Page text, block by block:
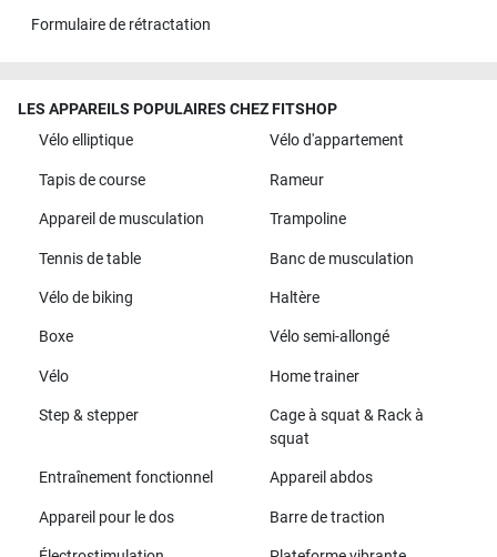
Formulaire de rétractation
LES APPAREILS POPULAIRES CHEZ FITSHOP
Vélo elliptique
Vélo d'appartement
Tapis de course Rameur
Appareil de musculation Trampoline
Tennis de table Banc de musculation
Vélo de biking Haltère
Boxe Vélo semi-allongé
Vélo Home trainer
Step & stepper
Cage à squat & Rack à
squat
Entraînement fonctionnel Appareil abdos
Appareil pour le dos Barre de traction